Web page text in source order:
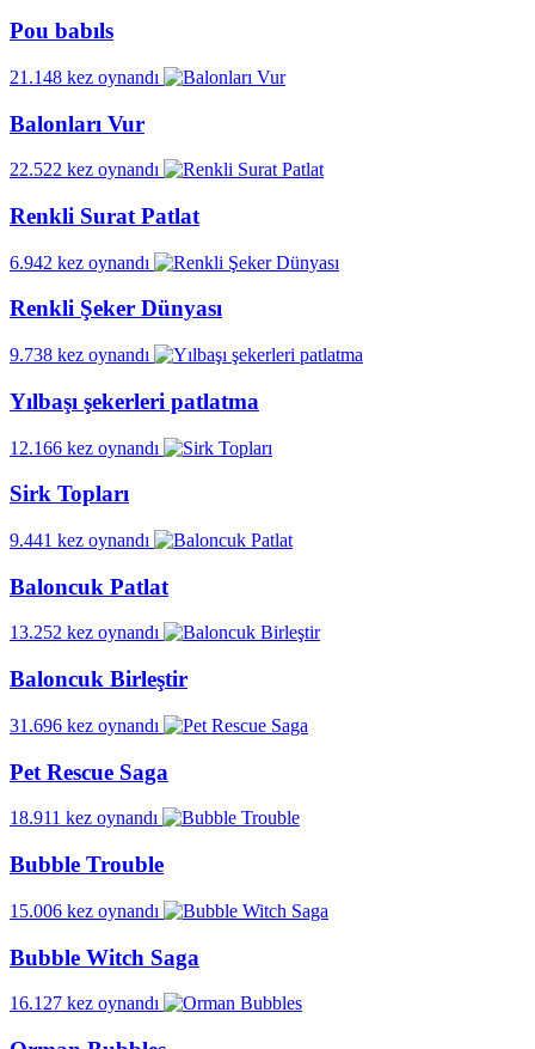
Pou babıls
21.148 kez oynandı
Balonları Vur
22.522 kez oynandı
Renkli Surat Patlat
6.942 kez oynandı
Renkli Şeker Dünyası
9.738 kez oynandı
Yılbaşı şekerleri patlatma
12.166 kez oynandı
Sirk Topları
9.441 kez oynandı
Baloncuk Patlat
13.252 kez oynandı
Baloncuk Birleştir
31.696 kez oynandı
Pet Rescue Saga
18.911 kez oynandı
Bubble Trouble
15.006 kez oynandı
Bubble Witch Saga
16.127 kez oynandı